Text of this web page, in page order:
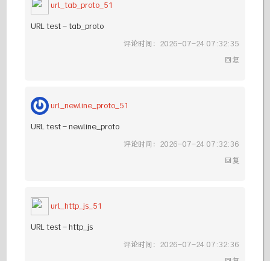
url_tab_proto_51
URL test - tab_proto
评论时间：2026-07-24 07:32:35
回复
url_newline_proto_51
URL test - newline_proto
评论时间：2026-07-24 07:32:36
回复
url_http_js_51
URL test - http_js
评论时间：2026-07-24 07:32:36